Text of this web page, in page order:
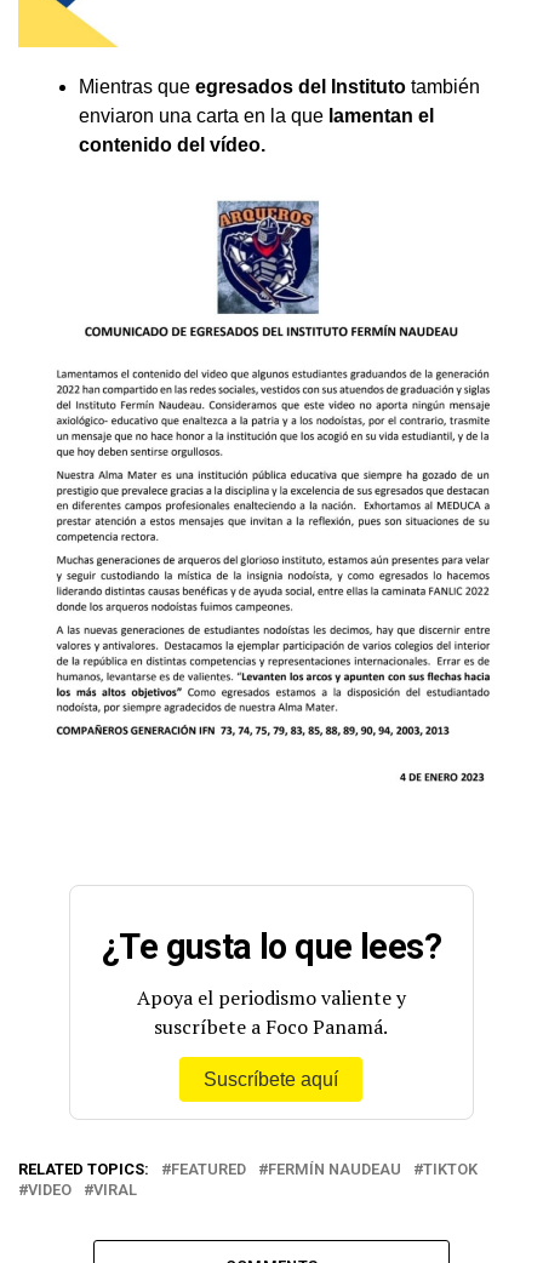
Mientras que egresados del Instituto también
enviaron una carta en la que lamentan el
contenido del vídeo.
¿Te gusta lo que lees?
Apoya el periodismo valiente y
suscríbete a Foco Panamá.
Suscríbete aquí
RELATED TOPICS: FEATURED FERMÍN NAUDEAU
TIKTOK
VIDEO
VIRAL